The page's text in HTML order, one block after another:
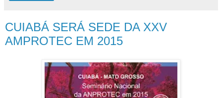
CUIABÁ SERÁ SEDE DA XXV
AMPROTEC EM 2015